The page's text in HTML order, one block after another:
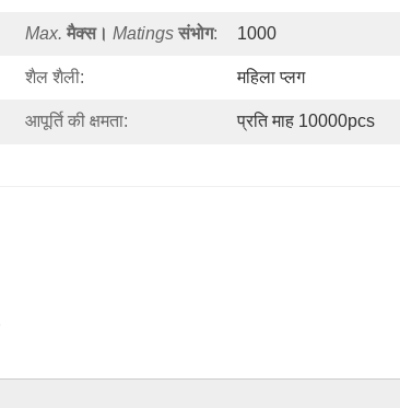
Max. मैक्स। Matings संभोग: 1000
शैल शैली: महिला प्लग
आपूर्ति की क्षमता: प्रति माह 10000pcs